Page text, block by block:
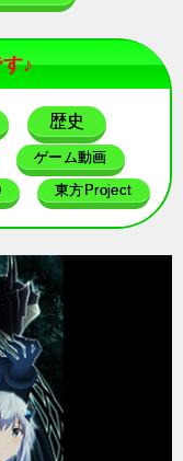
♪
歴史
ゲーム動画
東方Project